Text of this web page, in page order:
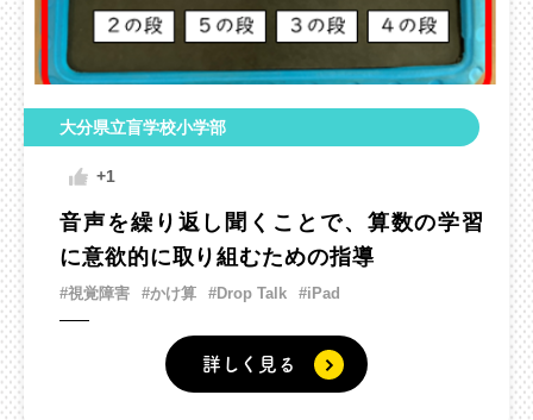
大分県立盲学校小学部
+1
音声を繰り返し聞くことで、算数の学習
に意欲的に取り組むための指導
#視覚障害 #かけ算 #Drop Talk #iPad
詳しく見る